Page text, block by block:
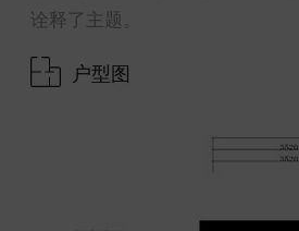
诠释了主题。
户型图